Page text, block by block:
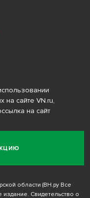
на сайте VN.ru,
на сайт
области (ВН.ру Все
издание. Свидетельство о